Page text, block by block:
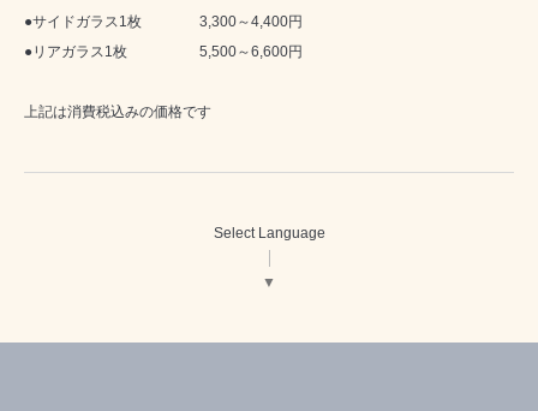
●サイドガラス1枚 3,300～4,400円
●リアガラス1枚 5,500～6,600円
上記は消費税込みの価格です
Select Language
▼